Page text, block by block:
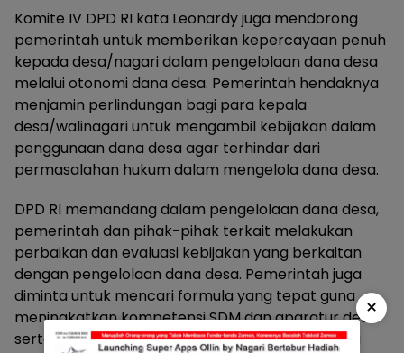
Komite IV DPD RI kata Leonardy juga mendorong
pemerintah untuk memberikan kepercayaan penuh
kepada desa/nagari dalam pengelolaan dana desa
melalui otonomi dana desa. Pemerintah hendaknya
menjamin perlindungan bagi para kepala
desa/walinagari untuk mengambil kebijakan dalam
penggunaan dana desa agar terhindar dari
permasalahan hukum dalam mengelola dana desa.
DPD RI memandang dalam pengelolaan dana desa,
pemerintah dan pihak-pihak terkait melakukan
perbaikan dan evaluasi kebijakan yang berkaitan
dengan pengelolaan dana desa. Pemerintah juga
diminta untuk mencari formula yang tepat guna
meningkatkan kompetensi SDM dan aparatur desa
serta meningkatkan pemahaman aparatur desa
×